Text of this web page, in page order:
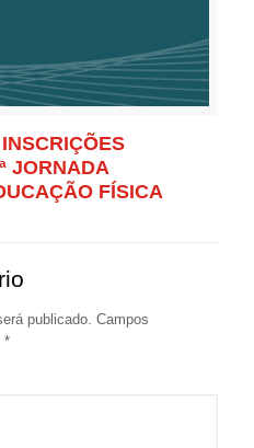
JORNADA
FÍSICA
publicado. Campos
*